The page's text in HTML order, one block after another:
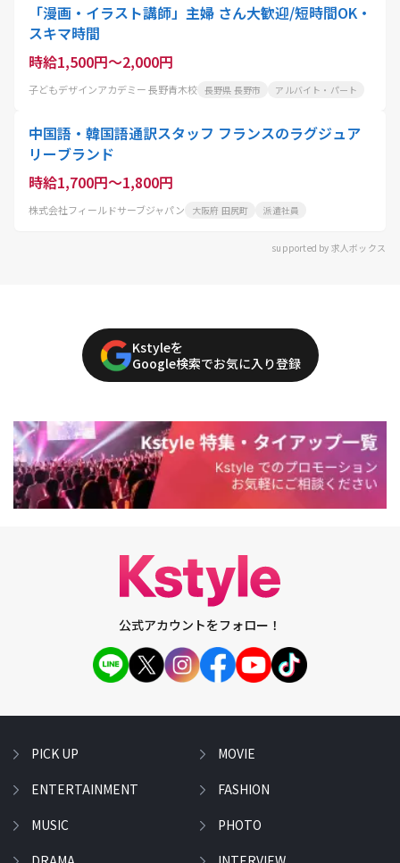
「漫画・イラスト講師」主婦 さん大歓迎/短時間OK・
スキマ時間
時給1,500円～2,000円
子どもデザインアカデミー 長野青木校 長野県 長野市 アルバイト・パート
中国語・韓国語通訳スタッフ フランスのラグジュア
リーブランド
時給1,700円～1,800円
株式会社フィールドサーブジャパン 大阪府 田尻町 派遣社員
supported by 求人ボックス
Kstyleを
Google検索でお気に入り登録
公式アカウントをフォロー！
PICK UP
ENTERTAINMENT
MUSIC
MOVIE
FASHION
PHOTO